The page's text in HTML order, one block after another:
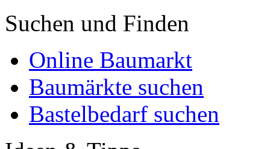
Suchen und Finden
Online Baumarkt
Baumärkte suchen
Bastelbedarf suchen